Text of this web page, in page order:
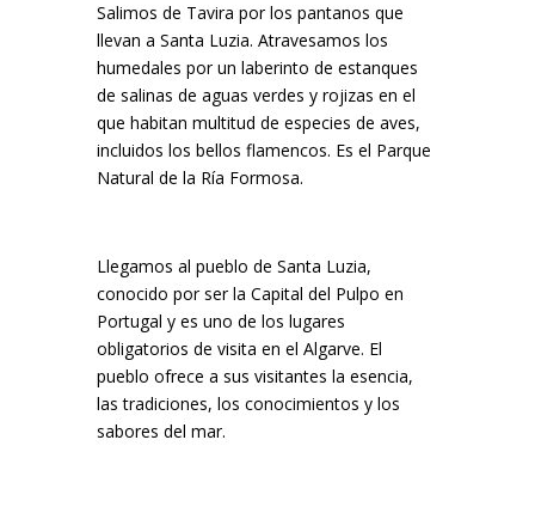
Salimos de Tavira por los pantanos que
llevan a Santa Luzia. Atravesamos los
humedales por un laberinto de estanques
de salinas de aguas verdes y rojizas en el
que habitan multitud de especies de aves,
incluidos los bellos flamencos. Es el Parque
Natural de la Ría Formosa.
Llegamos al pueblo de Santa Luzia,
conocido por ser la Capital del Pulpo en
Portugal y es uno de los lugares
obligatorios de visita en el Algarve. El
pueblo ofrece a sus visitantes la esencia,
las tradiciones, los conocimientos y los
sabores del mar.